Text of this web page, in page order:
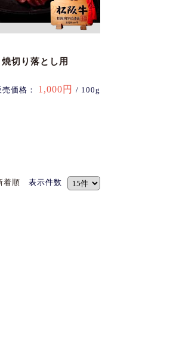
切り落とし用
売価格： 1,000円 / 100g
着順 表示件数